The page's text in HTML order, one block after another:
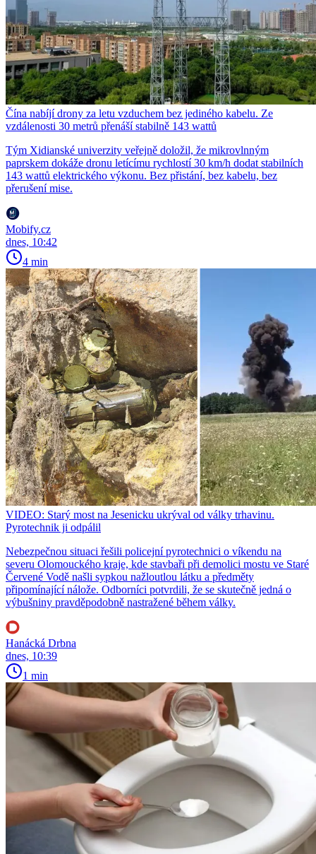
Čína nabíjí drony za letu vzduchem bez jediného kabelu. Ze
vzdálenosti 30 metrů přenáší stabilně 143 wattů
Tým Xidianské univerzity veřejně doložil, že mikrovlnným
paprskem dokáže dronu letícímu rychlostí 30 km/h dodat stabilních
143 wattů elektrického výkonu. Bez přistání, bez kabelu, bez
přerušení mise.
Mobify.cz
dnes, 10:42
4 min
VIDEO: Starý most na Jesenicku ukrýval od války trhavinu.
Pyrotechnik ji odpálil
Nebezpečnou situaci řešili policejní pyrotechnici o víkendu na
severu Olomouckého kraje, kde stavbaři při demolici mostu ve Staré
Červené Vodě našli sypkou nažloutlou látku a předměty
připomínající nálože. Odborníci potvrdili, že se skutečně jedná o
výbušniny pravděpodobně nastražené během války.
Hanácká Drbna
dnes, 10:39
1 min